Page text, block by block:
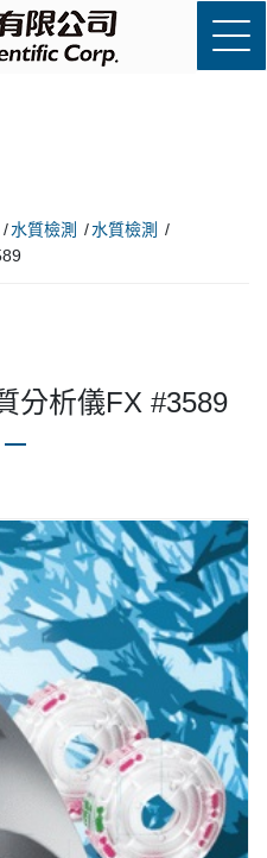
水質檢測
水質檢測
分析儀FX #3589